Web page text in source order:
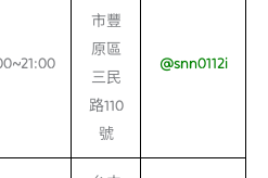
市豐
原區
三民
路110
號
@snn0112i